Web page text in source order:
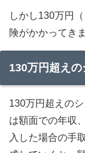
しかし130万円
険がかかってきま
130万円超え
130万円超えの
は額面での年収
入した場合の手